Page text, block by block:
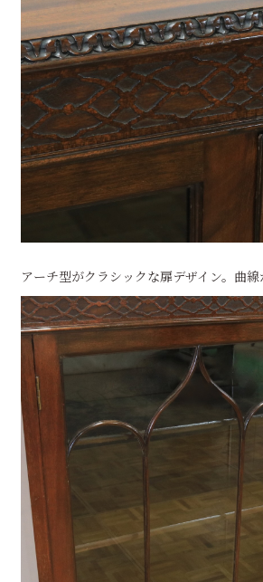
アーチ型がクラシックな扉デザイン。曲線